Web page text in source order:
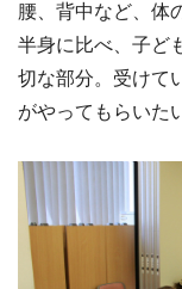
腰、背中など、体
半身に比べ、子ど
切な部分。受けて
がやってもらいた